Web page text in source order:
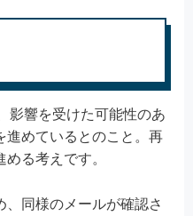
影響を受けた可能性のあ
進めているとのこと。再
る考えです。
、同様のメールが確認さ